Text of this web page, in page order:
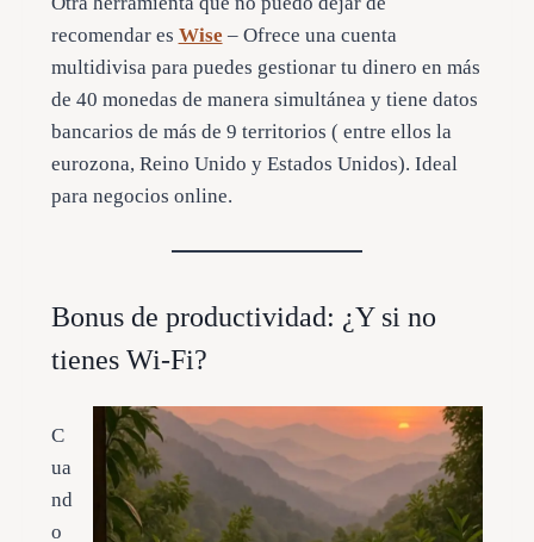
recomendar es Wise – Ofrece una cuenta
multidivisa para puedes gestionar tu dinero en más
de 40 monedas de manera simultánea y tiene datos
bancarios de más de 9 territorios ( entre ellos la
eurozona, Reino Unido y Estados Unidos). Ideal
para negocios online.
Bonus de productividad: ¿Y si no
tienes Wi-Fi?
C
ua
nd
o